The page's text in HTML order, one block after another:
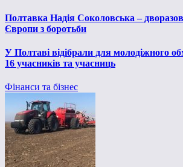
Полтавка Надія Соколовська –
Європи з боротьби
У Полтаві відібрали для молодіжного
16 учасників та учасниць
Фінанси та бізнес